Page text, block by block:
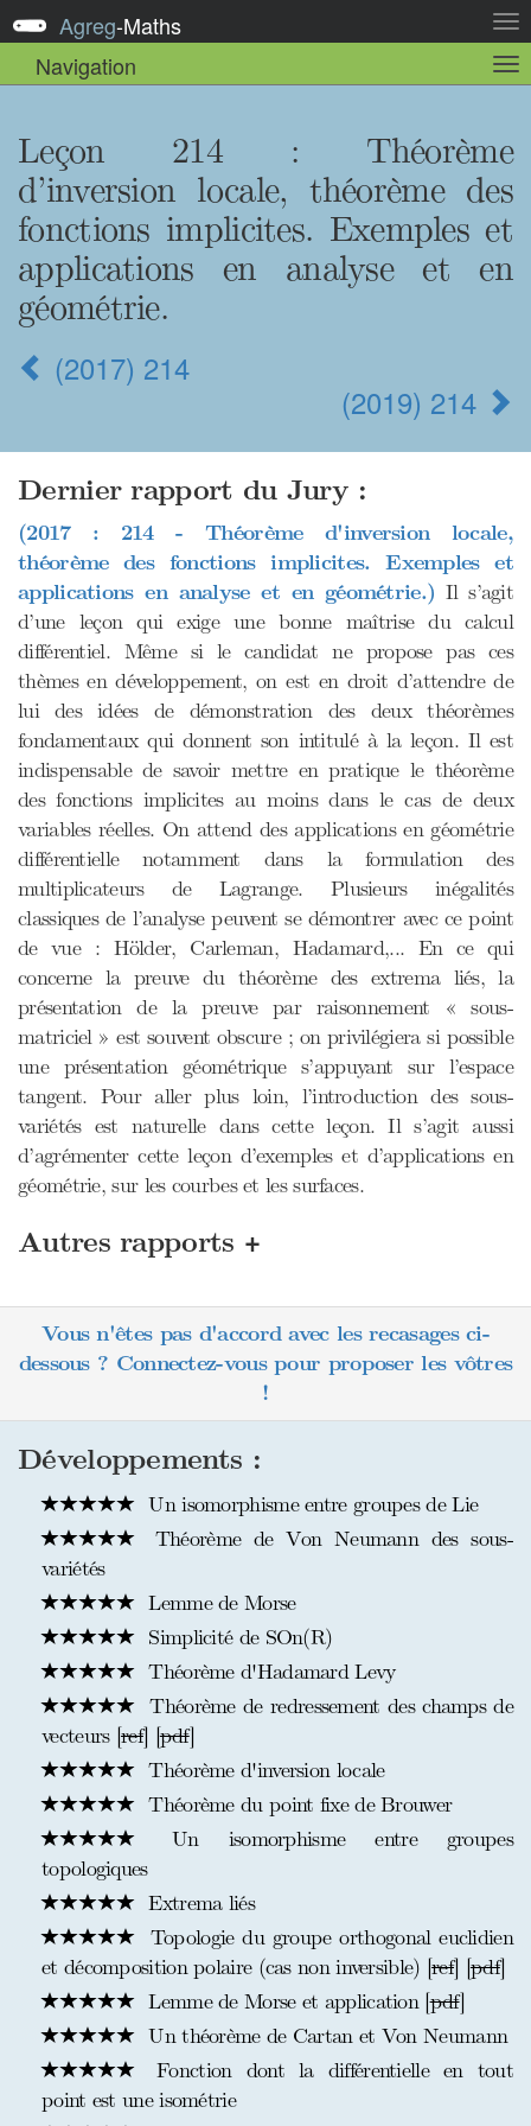
la
Agreg-Maths
Navigation
la
Leçon 214 : Théorème
d’inversion locale, théorème des
fonctions implicites. Exemples et
applications en analyse et en
géométrie.
(2017) 214
(2019) 214
Dernier rapport du Jury :
(2017 : 214 - Théorème d'inversion locale,
théorème des fonctions implicites. Exemples et
applications en analyse et en géométrie.) Il s’agit
d’une leçon qui exige une bonne maîtrise du calcul
différentiel. Même si le candidat ne propose pas ces
thèmes en développement, on est en droit d’attendre de
lui des idées de démonstration des deux théorèmes
fondamentaux qui donnent son intitulé à la leçon. Il est
indispensable de savoir mettre en pratique le théorème
des fonctions implicites au moins dans le cas de deux
variables réelles. On attend des applications en géométrie
différentielle notamment dans la formulation des
multiplicateurs de Lagrange. Plusieurs inégalités
classiques de l’analyse peuvent se démontrer avec ce point
de vue : Hölder, Carleman, Hadamard,... En ce qui
concerne la preuve du théorème des extrema liés, la
présentation de la preuve par raisonnement « sous-
matriciel » est souvent obscure ; on privilégiera si possible
une présentation géométrique s’appuyant sur l’espace
tangent. Pour aller plus loin, l’introduction des sous-
variétés est naturelle dans cette leçon. Il s’agit aussi
d’agrémenter cette leçon d’exemples et d’applications en
géométrie, sur les courbes et les surfaces.
Autres rapports +
Vous n'êtes pas d'accord avec les recasages ci-
dessous ? Connectez-vous pour proposer les vôtres
!
Développements :
Un isomorphisme entre groupes de Lie
Théorème de Von Neumann des sous-
variétés
Lemme de Morse
Simplicité de SOn(R)
Théorème d'Hadamard Levy
Théorème de redressement des champs de
vecteurs [ref] [pdf]
Théorème d'inversion locale
Théorème du point fixe de Brouwer
Un isomorphisme entre groupes
topologiques
Extrema liés
Topologie du groupe orthogonal euclidien
et décomposition polaire (cas non inversible) [ref] [pdf]
Lemme de Morse et application [pdf]
Un théorème de Cartan et Von Neumann
Fonction dont la différentielle en tout
point est une isométrie